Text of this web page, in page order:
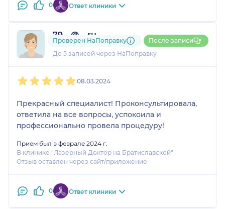
0 Ответ клиники
79....@....ru
3 отзыва
До 5 записей через НаПоправку
Проверен НаПоправку После записи
08.03.2024
Прекрасный специалист! Проконсультировала,
ответила на все вопросы, успокоила и
профессионально провела процедуру!
Прием был в феврале 2024 г.
В клинике "Лазерный Доктор на Братиславской"
Отзыв оставлен через сайт/приложение
0 Ответ клиники